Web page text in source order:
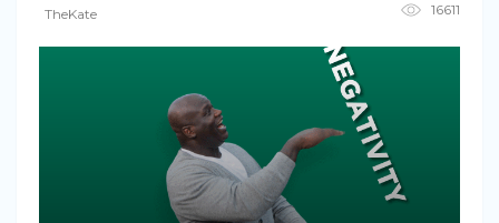
TheKate 16611